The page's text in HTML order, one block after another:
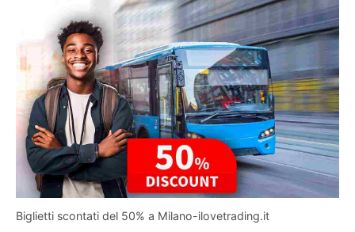
Biglietti scontati del 50% a Milano-ilovetrading.it